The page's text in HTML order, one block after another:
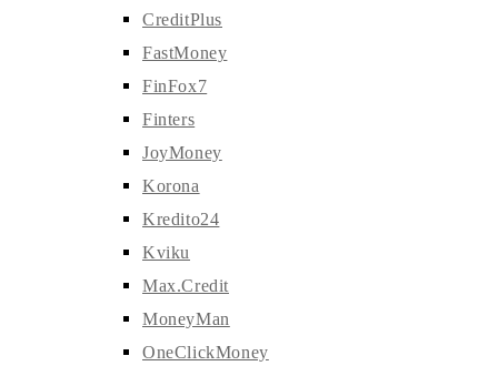
CreditPlus
FastMoney
FinFox7
Finters
JoyMoney
Korona
Kredito24
Kviku
Max.Credit
MoneyMan
OneClickMoney